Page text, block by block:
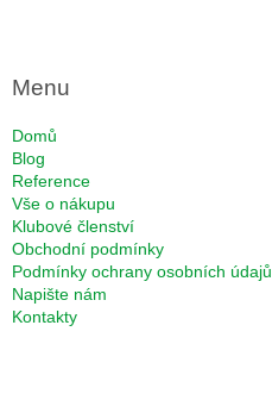
Menu
Domů
Blog
Reference
Vše o nákupu
Klubové členství
Obchodní podmínky
Podmínky ochrany osobních údajů
Napište nám
Kontakty